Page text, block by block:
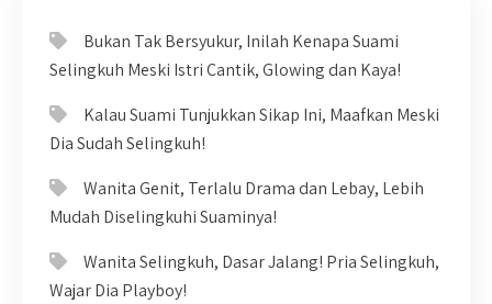
Bukan Tak Bersyukur, Inilah Kenapa Suami
Selingkuh Meski Istri Cantik, Glowing dan Kaya!
Kalau Suami Tunjukkan Sikap Ini, Maafkan Meski
Dia Sudah Selingkuh!
Wanita Genit, Terlalu Drama dan Lebay, Lebih
Mudah Diselingkuhi Suaminya!
Wanita Selingkuh, Dasar Jalang! Pria Selingkuh,
Wajar Dia Playboy!